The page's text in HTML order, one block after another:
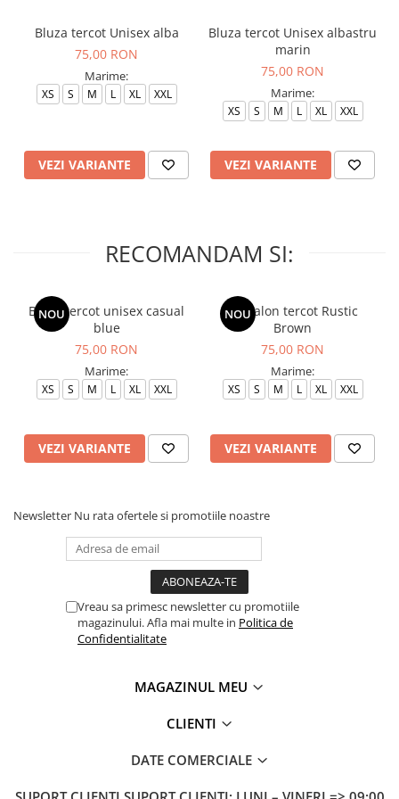
Bluza tercot Unisex alba
75,00 RON
Marime:
XS S M L XL XXL
VEZI VARIANTE
Bluza tercot Unisex albastru
marin
75,00 RON
Marime:
XS S M L XL XXL
VEZI VARIANTE
RECOMANDAM SI:
NOU
Bluza tercot unisex casual
blue
75,00 RON
Marime:
XS S M L XL XXL
VEZI VARIANTE
NOU
Pantalon tercot Rustic
Brown
75,00 RON
Marime:
XS S M L XL XXL
VEZI VARIANTE
Newsletter Nu rata ofertele si promotiile noastre
Vreau sa primesc newsletter cu promotiile
magazinului. Afla mai multe in Politica de
Confidentialitate
MAGAZINUL MEU
CLIENTI
DATE COMERCIALE